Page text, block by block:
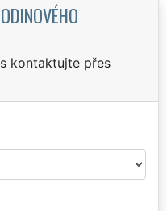
kontaktujte přes